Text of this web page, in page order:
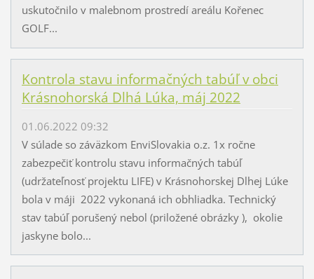
uskutočnilo v malebnom prostredí areálu Kořenec
GOLF...
Kontrola stavu informačných tabúľ v obci
Krásnohorská Dlhá Lúka, máj 2022
01.06.2022 09:32
V súlade so záväzkom EnviSlovakia o.z. 1x ročne
zabezpečiť kontrolu stavu informačných tabúľ
(udržateľnosť projektu LIFE) v Krásnohorskej Dlhej Lúke
bola v máji 2022 vykonaná ich obhliadka. Technický
stav tabúľ porušený nebol (priložené obrázky ), okolie
jaskyne bolo...